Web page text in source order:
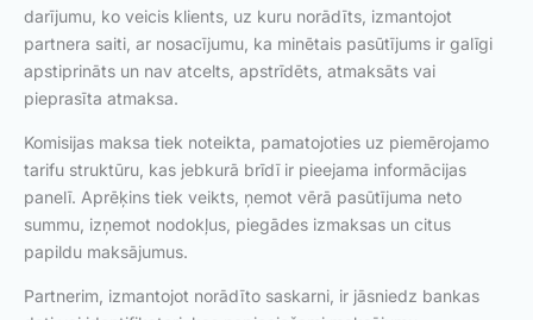
darījumu, ko veicis klients, uz kuru norādīts, izmantojot
partnera saiti, ar nosacījumu, ka minētais pasūtījums ir galīgi
apstiprināts un nav atcelts, apstrīdēts, atmaksāts vai
pieprasīta atmaksa.
Komisijas maksa tiek noteikta, pamatojoties uz piemērojamo
tarifu struktūru, kas jebkurā brīdī ir pieejama informācijas
panelī. Aprēķins tiek veikts, ņemot vērā pasūtījuma neto
summu, izņemot nodokļus, piegādes izmaksas un citus
papildu maksājumus.
Partnerim, izmantojot norādīto saskarni, ir jāsniedz bankas